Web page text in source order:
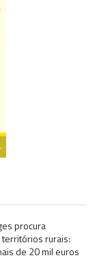
procura
rurais:
de 20 mil euros